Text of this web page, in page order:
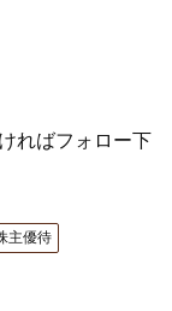
ればフォロー下
主優待